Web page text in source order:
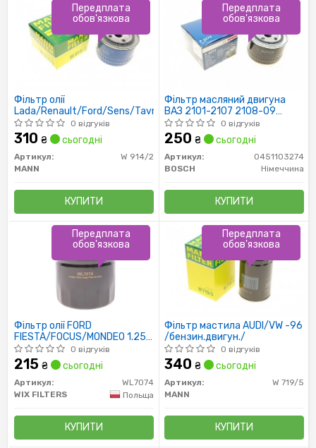
Фільтр олії
Lada/Renault/Ford/Sens/Tavria/Slavuta
0 відгуків
310 ₴ сьогодні
Артикул:
W 914/2
MANN
КУПИТИ
Передплата
обов'язкова
Фільтр масляний двигуна
ВАЗ 2101-2107 2108-09
(низький 72мм) (пр-во Bosch)
0 відгуків
250 ₴ сьогодні
Артикул:
0451103274
BOSCH
Німеччина
КУПИТИ
Передплата
обов'язкова
Фільтр олії FORD
FIESTA/FOCUS/MONDEO 1.25-
2.0 07/90-; VOLVO
C30/S40/V50 1.6 AMULET
0 відгуків
215 ₴ сьогодні
Артикул:
WL7074
WIX FILTERS
Польща
КУПИТИ
Передплата
обов'язкова
Фільтр мастила AUDI/VW -96
/бензин.двигун./
0 відгуків
340 ₴ сьогодні
Артикул:
W 719/5
MANN
КУПИТИ
Передплата
обов'язкова